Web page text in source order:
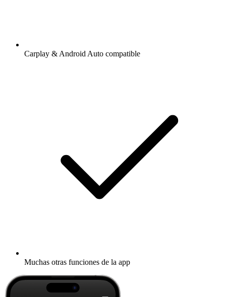
Carplay & Android Auto compatible
Muchas otras funciones de la app